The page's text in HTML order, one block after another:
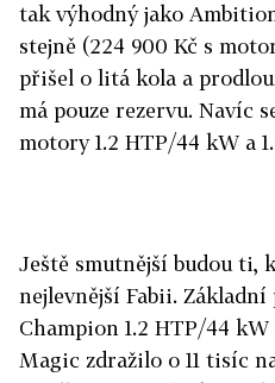
tak výhodný jako
stejně (224 900 Kč s
přišel o litá kola a
má pouze rezervu. Navíc
motory 1.2 HTP/44 kW a
Ještě smutnější budou ti,
nejlevnější Fabii. Základní
Champion 1.2 HTP/44
Magic zdražilo o 11 tisíc